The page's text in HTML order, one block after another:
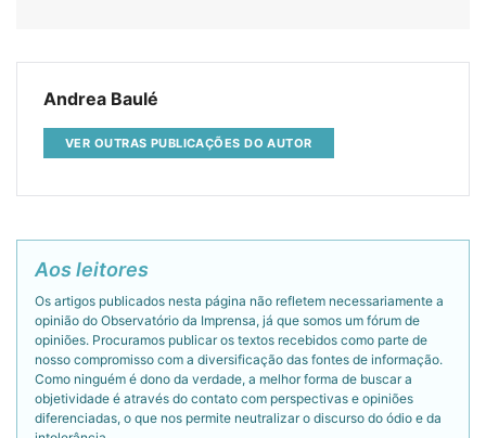
Andrea Baulé
VER OUTRAS PUBLICAÇÕES DO AUTOR
Aos leitores
Os artigos publicados nesta página não refletem necessariamente a
opinião do Observatório da Imprensa, já que somos um fórum de
opiniões. Procuramos publicar os textos recebidos como parte de
nosso compromisso com a diversificação das fontes de informação.
Como ninguém é dono da verdade, a melhor forma de buscar a
objetividade é através do contato com perspectivas e opiniões
diferenciadas, o que nos permite neutralizar o discurso do ódio e da